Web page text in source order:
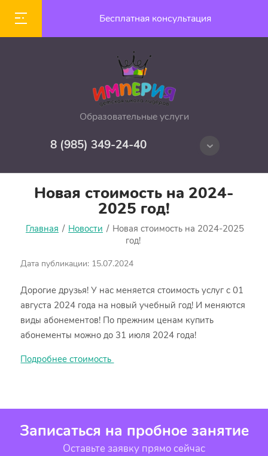
Образовательные услуги
8 (985) 349-24-40
Новая стоимость на 2024-
2025 год!
Главная / Новости / Новая стоимость на 2024-2025
год!
Дата публикации: 15.07.2024
Дорогие друзья! У нас меняется стоимость услуг с 01
августа 2024 года на новый учебный год! И меняются
виды абонементов! По прежним ценам купить
абонементы можно до 31 июля 2024 года!
Подробнее стоимость
Записаться на пробное занятие
Оставьте заявку прямо сейчас
Бесплатная консультация